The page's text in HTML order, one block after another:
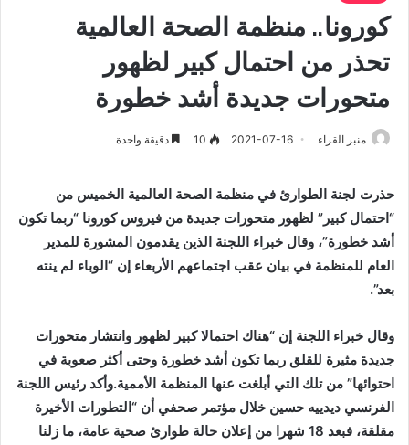
كورونا.. منظمة الصحة العالمية
تحذر من احتمال كبير لظهور
متحورات جديدة أشد خطورة
منبر القراء 2021-07-16
10 دقيقة واحدة
حذرت لجنة الطوارئ في منظمة الصحة العالمية الخميس من
“احتمال كبير” لظهور متحورات جديدة من فيروس كورونا “ربما تكون
أشد خطورة”، وقال خبراء اللجنة الذين يقدمون المشورة للمدير
العام للمنظمة في بيان عقب اجتماعهم الأربعاء إن “الوباء لم ينته
بعد”.
وقال خبراء اللجنة إن “هناك احتمالا كبير لظهور وانتشار متحورات
جديدة مثيرة للقلق ربما تكون أشد خطورة وحتى أكثر صعوبة في
احتوائها” من تلك التي أبلغت عنها المنظمة الأممية.وأكد رئيس اللجنة
الفرنسي ديدييه حسين خلال مؤتمر صحفي أن “التطورات الأخيرة
مقلقة، فبعد 18 شهرا من إعلان حالة طوارئ صحية عامة، ما زلنا